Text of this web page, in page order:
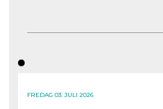
FREDAG 03. JULI 2026